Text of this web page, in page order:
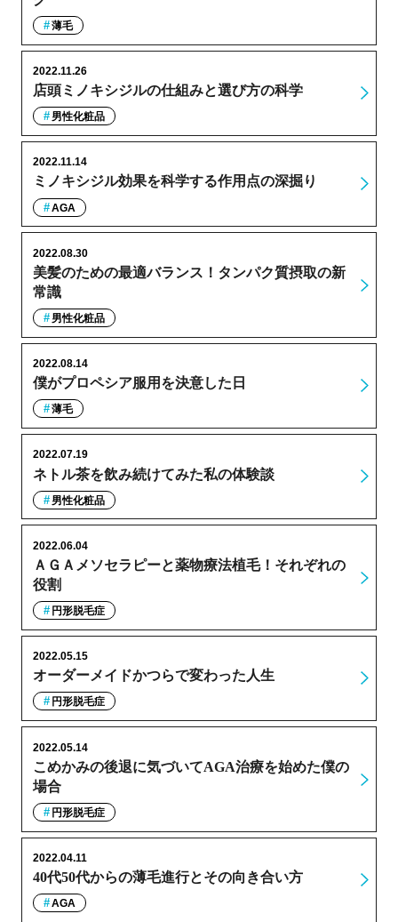
薄毛
店頭ミノキシジルの仕組みと選び方の科学
2022.11.26
男性化粧品
ミノキシジル効果を科学する作用点の深掘り
2022.11.14
AGA
美髪のための最適バランス！タンパク質摂取の新
常識
2022.08.30
男性化粧品
僕がプロペシア服用を決意した日
2022.08.14
薄毛
ネトル茶を飲み続けてみた私の体験談
2022.07.19
男性化粧品
ＡＧＡメソセラピーと薬物療法植毛！それぞれの
役割
2022.06.04
円形脱毛症
オーダーメイドかつらで変わった人生
2022.05.15
円形脱毛症
こめかみの後退に気づいてAGA治療を始めた僕の
場合
2022.05.14
円形脱毛症
40代50代からの薄毛進行とその向き合い方
2022.04.11
AGA